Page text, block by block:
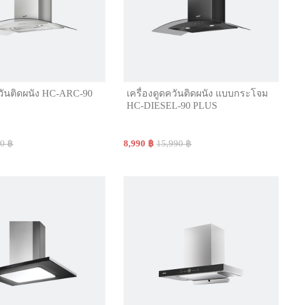
นติดผนัง HC-ARC-90
฿
เครื่องดูดควันติดผนัง แบบกระโจม
HC-DIESEL-90 PLUS
8,990 ฿ 15,990 ฿